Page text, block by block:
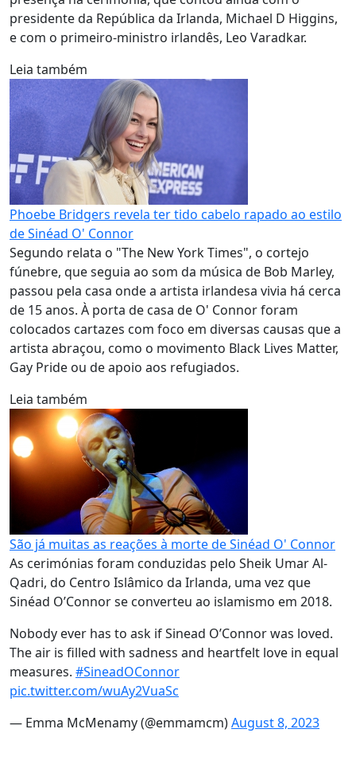
presidente da República da Irlanda, Michael D Higgins,
e com o primeiro-ministro irlandês, Leo Varadkar.
Leia também
Phoebe Bridgers revela ter tido cabelo rapado ao estilo
de Sinéad O' Connor
Segundo relata o "The New York Times", o cortejo
fúnebre, que seguia ao som da música de Bob Marley,
passou pela casa onde a artista irlandesa vivia há cerca
de 15 anos. À porta de casa de O' Connor foram
colocados cartazes com foco em diversas causas que a
artista abraçou, como o movimento Black Lives Matter,
Gay Pride ou de apoio aos refugiados.
Leia também
São já muitas as reações à morte de Sinéad O' Connor
As cerimónias foram conduzidas pelo Sheik Umar Al-
Qadri, do Centro Islâmico da Irlanda, uma vez que
Sinéad O’Connor se converteu ao islamismo em 2018.
Nobody ever has to ask if Sinead O’Connor was loved.
The air is filled with sadness and heartfelt love in equal
measures. #SineadOConnor
pic.twitter.com/wuAy2VuaSc
— Emma McMenamy (@emmamcm)August 8, 2023